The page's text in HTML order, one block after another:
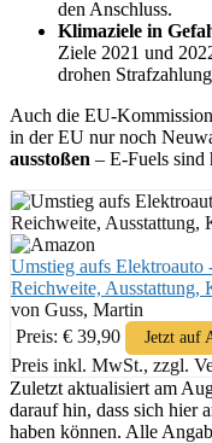
den Anschluss.
Klimaziele in
Ziele 2021 und
drohen
Auch die EU-
in der EU nur noch
ausstoßen – E-Fuels sind
Umstieg aufs Elektroauto
Reichweite, Ausstattung,
von Guss, Martin
Preis: € 39,90
Jetzt auf
Preis inkl. MwSt., zzgl.
Zuletzt aktualisiert am
darauf hin, dass sich hier
haben können. Alle